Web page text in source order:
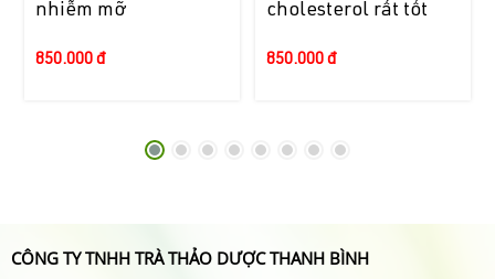
nhiễm mỡ
850.000 đ
cholesterol rất tốt
850.000 đ
CÔNG TY TNHH TRÀ THẢO DƯỢC THANH BÌNH